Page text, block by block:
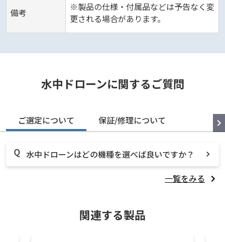
備考
※製品の仕様・付属品などは予告なく変
更される場合があります。
水中ドローンに関するご質問
ご選定について 保証/修理について
水中ドローンはどの機種を選べば良いですか？
一覧をみる
関連する製品